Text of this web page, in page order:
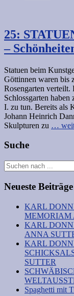
25:
–
Statuen beim
Göttinnen waren bis
Rosengarten verteilt.
Schlossgarten
I. zu tun. Bereits als
Johann Heinrich
Skulpturen zu …
Suche
Neueste Beiträge
KARL
MEMORIAM
KARL
ANNA
KARL
SUTTER
Spaghetti mit